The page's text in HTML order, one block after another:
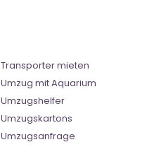
Transporter mieten
Umzug mit Aquarium
Umzugshelfer
Umzugskartons
Umzugsanfrage